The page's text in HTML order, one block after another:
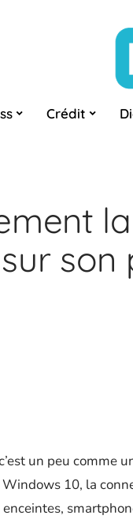
Crédit
son
un peu comme
10, la